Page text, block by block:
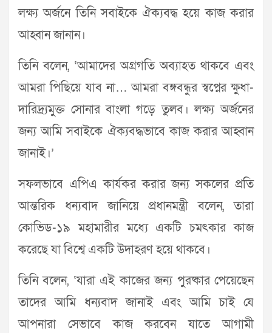
লক্ষ্য অর্জনে তিনি সবাইকে ঐক্যবদ্ধ হয়ে কাজ করার
আহ্বান জানান।
তিনি বলেন, ‘আমাদের অগ্রগতি অব্যাহত থাকবে এবং
আমরা পিছিয়ে যাব না… আমরা বঙ্গবন্ধুর স্বপ্নের ক্ষুধা-
দারিদ্র্যমুক্ত সোনার বাংলা গড়ে তুলব। লক্ষ্য অর্জনের
জন্য আমি সবাইকে ঐক্যবদ্ধভাবে কাজ করার আহ্বান
জানাই।’
সফলভাবে এপিএ কার্যকর করার জন্য সকলের প্রতি
আন্তরিক ধন্যবাদ জানিয়ে প্রধানমন্ত্রী বলেন, তারা
কোভিড-১৯ মহামারীর মধ্যে একটি চমৎকার কাজ
করেছে যা বিশ্বে একটি উদাহরণ হয়ে থাকবে।
তিনি বলেন, ‘যারা এই কাজের জন্য পুরষ্কার পেয়েছেন
তাদের আমি ধন্যবাদ জানাই এবং আমি চাই যে
আপনারা সেভাবে কাজ করবেন যাতে আগামী